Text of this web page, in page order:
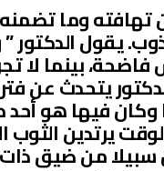
تهافته وما
يقول الدكتور
بينما لا
يتحدث عن
وكان فيها هو أحد
يرتدين الثوب
من ضيق ذات